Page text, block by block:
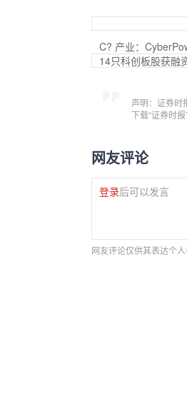
C? 产业：
14只科创板股获融
声明：证券时
下载“证券时
网友评论
登录后可以发言
网友评论仅供其表达个